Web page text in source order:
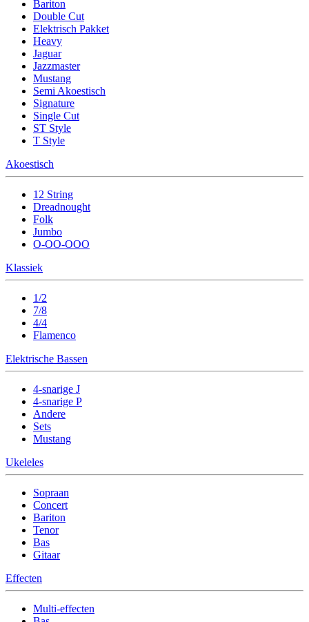
Bariton
Double Cut
Elektrisch Pakket
Heavy
Jaguar
Jazzmaster
Mustang
Semi Akoestisch
Signature
Single Cut
ST Style
T Style
Akoestisch
12 String
Dreadnought
Folk
Jumbo
O-OO-OOO
Klassiek
1/2
7/8
4/4
Flamenco
Elektrische Bassen
4-snarige J
4-snarige P
Andere
Sets
Mustang
Ukeleles
Sopraan
Concert
Bariton
Tenor
Bas
Gitaar
Effecten
Multi-effecten